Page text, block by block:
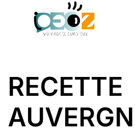
RECETTE